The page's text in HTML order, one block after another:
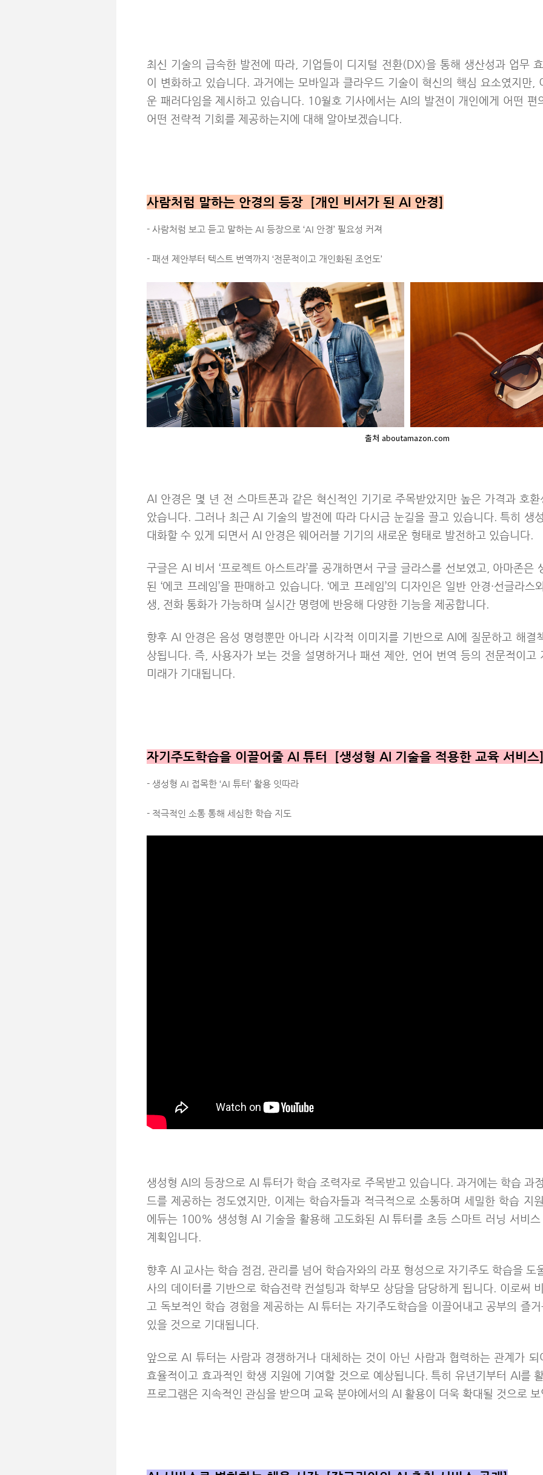
최신 기술의 급속한 발전에 따라, 기업들이 디지털 전환(DX)을 통해 생산성과 업무
이 변화하고 있습니다. 과거에는 모바일과 클라우드 기술이 혁신의 핵심 요소였지만,
운 패러다임을 제시하고 있습니다. 10월호 기사에서는 AI의 발전이 개인에게 어떤 편
어떤 전략적 기회를 제공하는지에 대해 알아보겠습니다.
사람처럼 말하는 안경의 등장 [개인 비서가 된 AI 안경]
- 사람처럼 보고 듣고 말하는 AI 등장으로 ‘AI 안경’ 필요성 커져
- 패션 제안부터 텍스트 번역까지 ‘전문적이고 개인화된 조언도’
출처 aboutamazon.com
AI 안경은 몇 년 전 스마트폰과 같은 혁신적인 기기로 주목받았지만 높은 가격과 호
았습니다. 그러나 최근 AI 기술의 발전에 따라 다시금 눈길을 끌고 있습니다. 특히 생
대화할 수 있게 되면서 AI 안경은 웨어러블 기기의 새로운 형태로 발전하고 있습니다.
구글은 AI 비서 ‘프로젝트 아스트라’를 공개하면서 구글 글라스를 선보였고, 아마존은
된‘에코 프레임’을 판매하고 있습니다.‘에코 프레임’의 디자인은 일반 안경·선글라스
생, 전화 통화가 가능하며 실시간 명령에 반응해 다양한 기능을 제공합니다.
향후 AI 안경은 음성 명령뿐만 아니라 시각적 이미지를 기반으로 AI에 질문하고 해결
상됩니다. 즉, 사용자가 보는 것을 설명하거나 패션 제안, 언어 번역 등의 전문적이고
미래가 기대됩니다.
자기주도학습을 이끌어줄 AI 튜터 [생성형 AI 기술을 적용한 교육 서비
- 생성형 AI 접목한 ‘AI 튜터’ 활용 잇따라
- 적극적인 소통 통해 세심한 학습 지도
생성형 AI의 등장으로 AI 튜터가 학습 조력자로 주목받고 있습니다. 과거에는 학습 과
드를 제공하는 정도였지만, 이제는 학습자들과 적극적으로 소통하며 세밀한 학습 지
에듀는 100% 생성형 AI 기술을 활용해 고도화된 AI 튜터를 초등 스마트 러닝 서비
계획입니다.
향후 AI 교사는 학습 점검, 관리를 넘어 학습자와의 라포 형성으로 자기주도 학습을 도
사의 데이터를 기반으로 학습전략 컨설팅과 학부모 상담을 담당하게 됩니다. 이로써
고 독보적인 학습 경험을 제공하는 AI 튜터는 자기주도학습을 이끌어내고 공부의 즐
있을 것으로 기대됩니다.
앞으로 AI 튜터는 사람과 경쟁하거나 대체하는 것이 아닌 사람과 협력하는 관계가
효율적이고 효과적인 학생 지원에 기여할 것으로 예상됩니다. 특히 유년기부터 AI를
프로그램은 지속적인 관심을 받으며 교육 분야에서의 AI 활용이 더욱 확대될 것으로